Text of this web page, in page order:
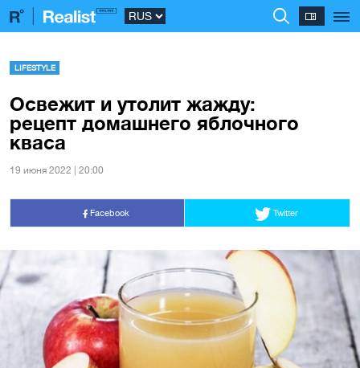
LIFESTYLE
Освежит и утолит жажду:
рецепт домашнего яблочного
кваса
19 июня 2022 | 20:00
Facebook Twitter